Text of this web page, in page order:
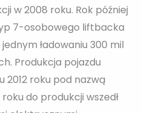
w 2008 roku. Rok później
7-osobowego liftbacka
ładowaniu 300 mil
Produkcja pojazdu
2012 roku pod nazwą
do produkcji wszedł